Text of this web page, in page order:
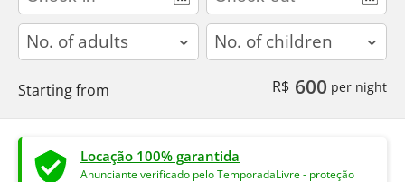
adults children
Starting from R$ 600 per night
Locação 100% garantida
Anunciante verificado pelo TemporadaLivre - proteção